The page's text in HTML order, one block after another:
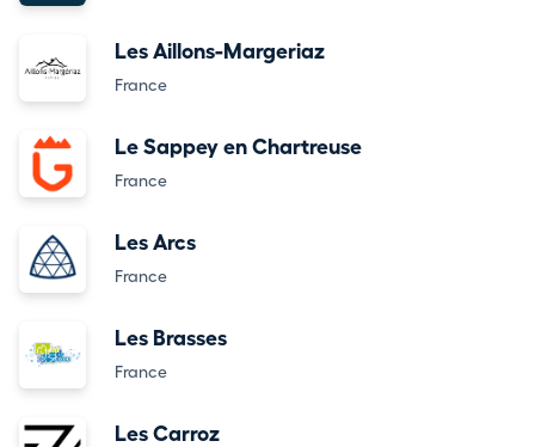
Les Aillons-Margeriaz
France
Le Sappey en Chartreuse
France
Les Arcs
France
Les Brasses
France
Les Carroz